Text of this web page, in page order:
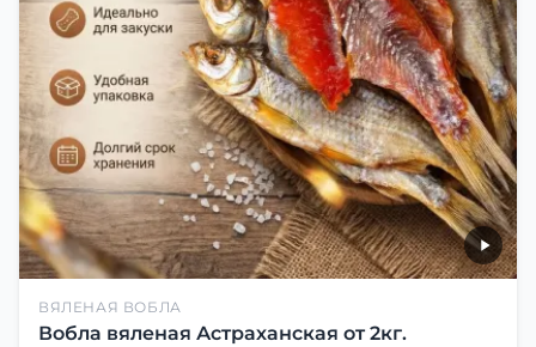
ВЯЛЕНАЯ ВОБЛА
Вобла вяленая Астраханская от 2кг.